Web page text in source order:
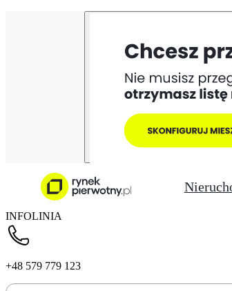
INFOLINIA
+48 579 779 123